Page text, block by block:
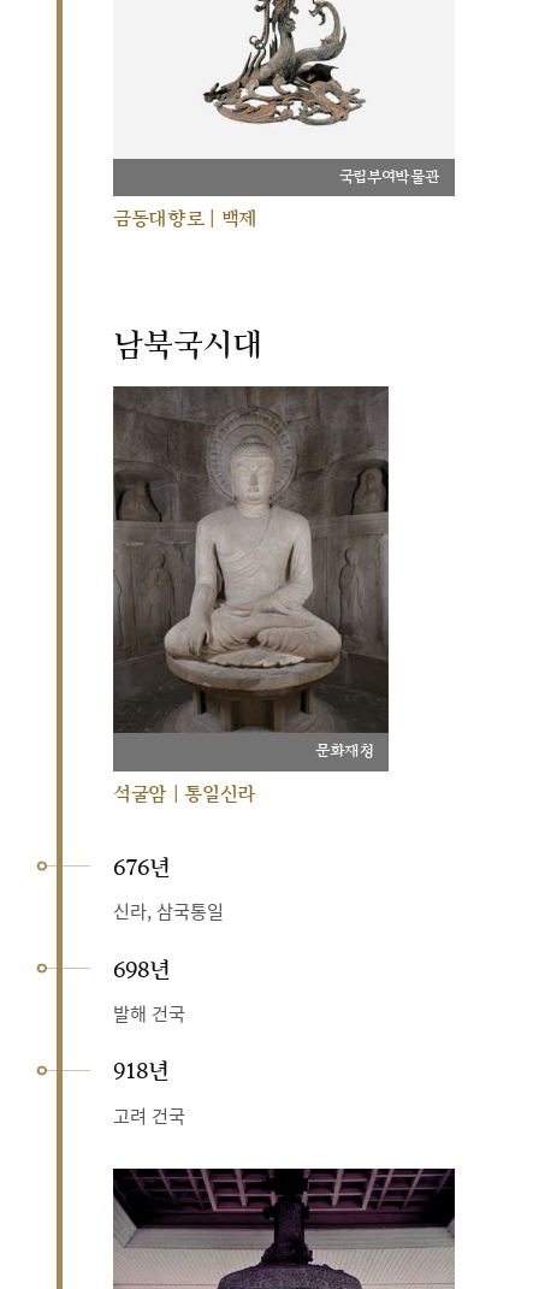
국립부여박물관
금동대향로 | 백제
남북국시대
문화재청
석굴암 | 통일신라
676년
신라, 삼국통일
698년
발해 건국
918년
고려 건국